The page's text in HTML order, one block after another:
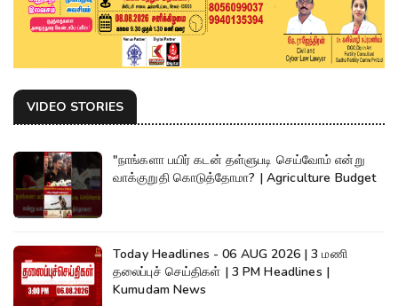
VIDEO STORIES
"நாங்களா பயிர் கடன் தள்ளுபடி செய்வோம் என்று
வாக்குறுதி கொடுத்தோமா? | Agriculture Budget
Today Headlines - 06 AUG 2026 | 3 மணி
தலைப்புச் செய்திகள் | 3 PM Headlines |
Kumudam News